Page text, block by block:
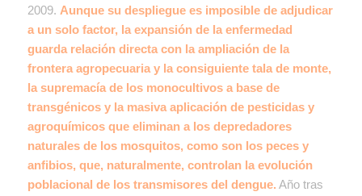
2009. Aunque su despliegue es imposible de adjudicar
a un solo factor, la expansión de la enfermedad
guarda relación directa con la ampliación de la
frontera agropecuaria y la consiguiente tala de monte,
la supremacía de los monocultivos a base de
transgénicos y la masiva aplicación de pesticidas y
agroquímicos que eliminan a los depredadores
naturales de los mosquitos, como son los peces y
anfibios, que, naturalmente, controlan la evolución
poblacional de los transmisores del dengue. Año tras